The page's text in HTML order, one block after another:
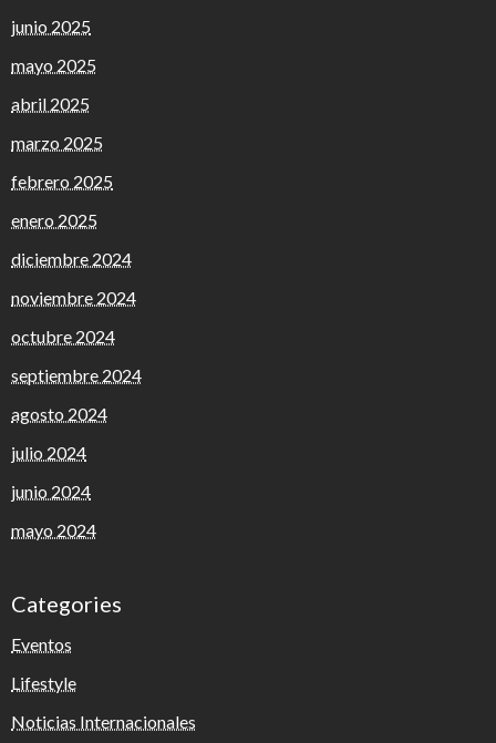
junio 2025
mayo 2025
abril 2025
marzo 2025
febrero 2025
enero 2025
diciembre 2024
noviembre 2024
octubre 2024
septiembre 2024
agosto 2024
julio 2024
junio 2024
mayo 2024
Categories
Eventos
Lifestyle
Noticias Internacionales